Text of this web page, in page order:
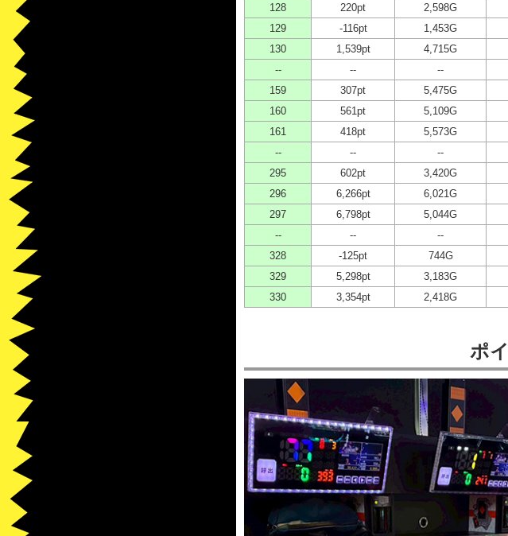
128
220pt 2,598G
129
-116pt 1,453G
130
1,539pt 4,715G
--
-- --
159
307pt 5,475G
160
561pt 5,109G
161
418pt 5,573G
--
-- --
295
602pt 3,420G
296
6,266pt 6,021G
297
6,798pt 5,044G
--
-- --
328
-125pt 744G
329
5,298pt 3,183G
330
3,354pt 2,418G
ポ